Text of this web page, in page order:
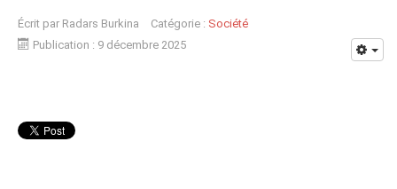
Écrit par Radars Burkina Catégorie : Société
Publication : 9 décembre 2025